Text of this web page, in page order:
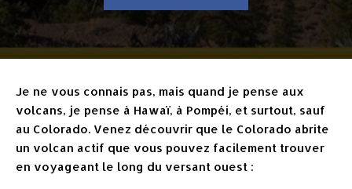
Je ne vous connais pas, mais quand je pense aux
volcans, je pense à Hawaï, à Pompéi, et surtout, sauf
au Colorado. Venez découvrir que le Colorado abrite
un volcan actif que vous pouvez facilement trouver
en voyageant le long du versant ouest :